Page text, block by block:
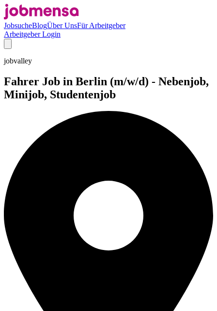
JobsucheBlogÜber UnsFür Arbeitgeber
Arbeitgeber Login
jobvalley
Fahrer Job in Berlin (m/w/d) - Nebenjob,
Minijob, Studentenjob